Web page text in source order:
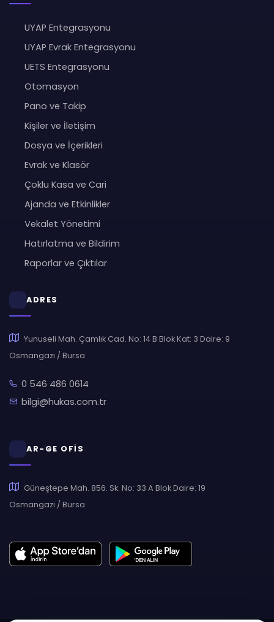
UYAP Entegrasyonu
UYAP Evrak Entegrasyonu
UETS Entegrasyonu
Otomasyon
Pano ve Takip
Kişiler ve İletişim
Dosya ve İçerikleri
Evrak ve Klasör
Çoklu Kasa ve Cari
Ajanda ve Etkinlikler
Vekalet Yönetimi
Hatırlatma ve Bildirim
Raporlar ve Çıktılar
ADRES
Yunuseli Mah. Çamlık Cad. No: 14 B Blok Kat: 3 Daire: 9
Osmangazi / Bursa
0 546 486 0614
bilgi@hukas.com.tr
AR-GE OFİS
Güneştepe Mah. 856. Sk. No: 33 A Blok Daire: 19
Osmangazi / Bursa